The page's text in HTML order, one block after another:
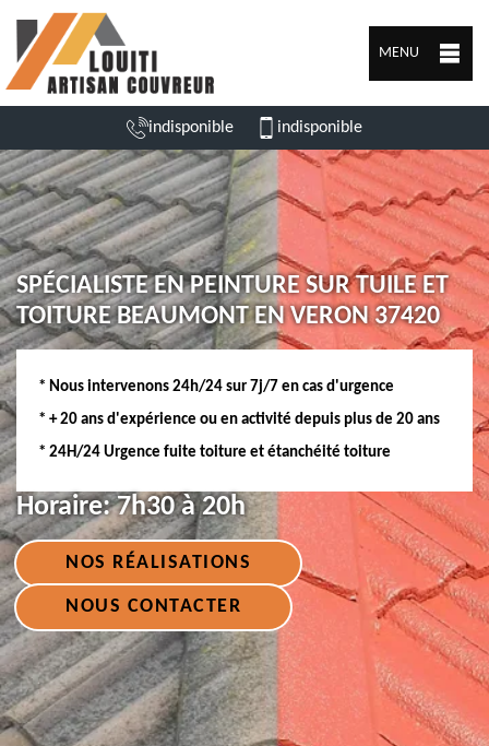
MENU
indisponible indisponible
SPÉCIALISTE EN PEINTURE SUR TUILE ET
TOITURE BEAUMONT EN VERON 37420
* Nous intervenons 24h/24 sur 7j/7 en cas d'urgence
* + 20 ans d'expérience ou en activité depuis plus de 20 ans
* 24H/24 Urgence fuite toiture et étanchéité toiture
Horaire:7h30 à 20h
NOS RÉALISATIONS
NOUS CONTACTER